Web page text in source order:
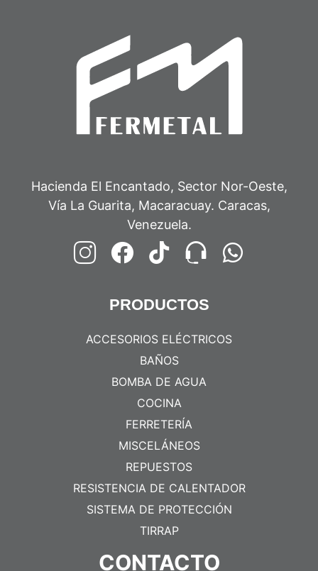
Hacienda El Encantado, Sector Nor-Oeste,
Vía La Guarita, Macaracuay. Caracas,
Venezuela.
PRODUCTOS
ACCESORIOS ELÉCTRICOS
BAÑOS
BOMBA DE AGUA
COCINA
FERRETERÍA
MISCELÁNEOS
REPUESTOS
RESISTENCIA DE CALENTADOR
SISTEMA DE PROTECCIÓN
TIRRAP
CONTACTO